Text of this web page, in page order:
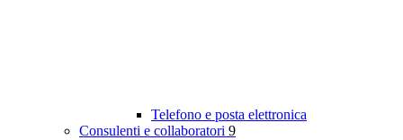
Telefono e posta elettronica
Consulenti e collaboratori 9